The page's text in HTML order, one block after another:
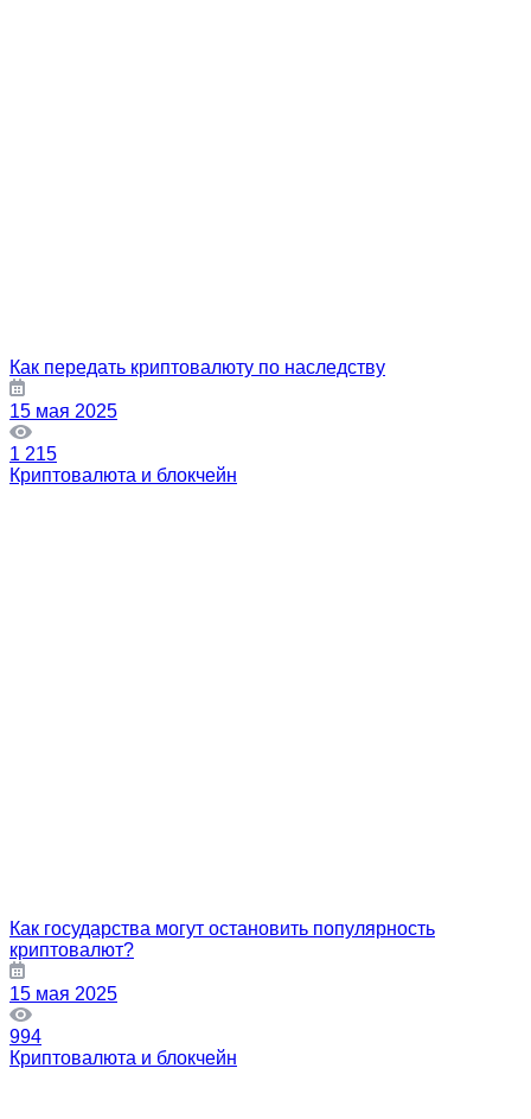
Как передать криптовалюту по наследству
15 мая 2025
1 215
Криптовалюта и блокчейн
Как государства могут остановить популярность
криптовалют?
15 мая 2025
994
Криптовалюта и блокчейн